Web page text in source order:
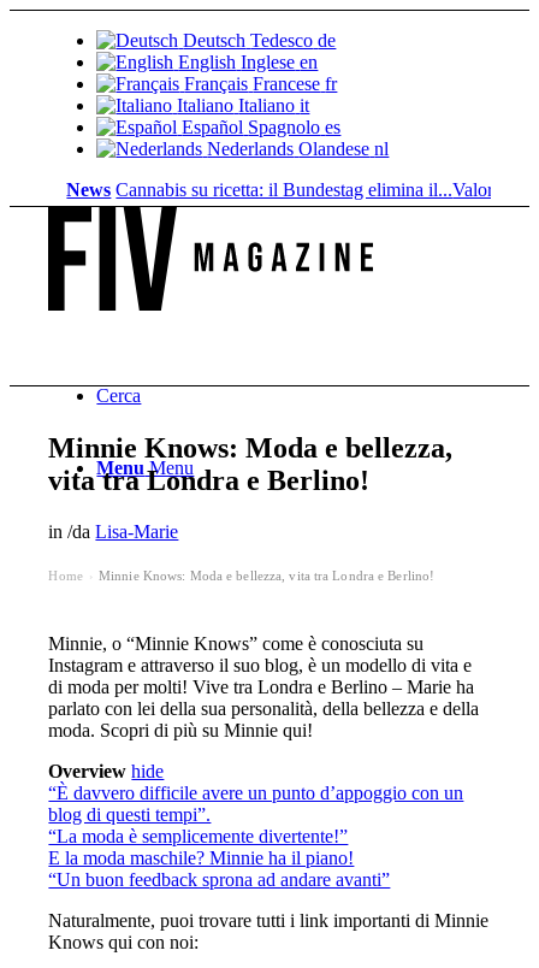
Deutsch Tedesco de
English Inglese en
Français Francese fr
Italiano Italiano it
Español Spagnolo es
Nederlands Olandese nl
News Cannabis su ricetta: il Bundestag elimina il...Valore
Cerca
Menu Menu
Minnie Knows: Moda e bellezza,
vita tra Londra e Berlino!
in/daLisa-Marie
Home Minnie Knows: Moda e bellezza, vita tra Londra e Berlino!
Minnie, o “Minnie Knows” come è conosciuta su
Instagram e attraverso il suo blog, è un modello di vita e
di moda per molti! Vive tra Londra e Berlino – Marie ha
parlato con lei della sua personalità, della bellezza e della
moda. Scopri di più su Minnie qui!
Overview hide
“È davvero difficile avere un punto d’appoggio con un
blog di questi tempi”.
“La moda è semplicemente divertente!”
E la moda maschile? Minnie ha il piano!
“Un buon feedback sprona ad andare avanti”
Naturalmente, puoi trovare tutti i link importanti di Minnie
Knows qui con noi: